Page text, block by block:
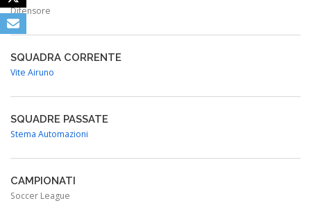
Difensore
SQUADRA CORRENTE
Vite Airuno
SQUADRE PASSATE
Stema Automazioni
CAMPIONATI
Soccer League